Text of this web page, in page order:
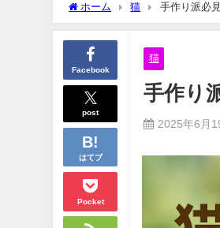
ホーム 猫 手作り派必
Facebook
post
はてブ
Pocket
猫
手作り
2025年6月